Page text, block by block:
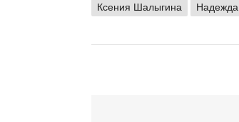
Ксения Шалыгина